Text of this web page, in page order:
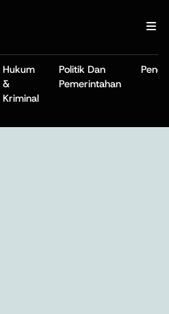
Hukum
&
Kriminal
Politik Dan
Pemerintahan